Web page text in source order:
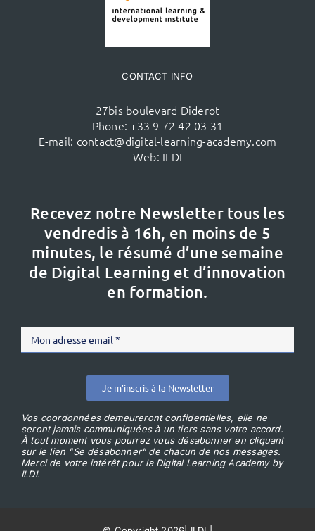
CONTACT INFO
27bis boulevard Diderot
Phone: +33 9 72 42 03 31
E-mail: contact@digital-learning-academy.com
Web: ILDI
Recevez notre Newsletter tous les
vendredis à 16h, en moins de 5
minutes, le résumé d’une semaine
de Digital Learning et d’innovation
en formation.
Je m'inscris à la Newsletter
Vos coordonnées demeureront confidentielles, elle ne
seront jamais communiquées à un tiers sans votre accord.
À tout moment vous pourrez vous désabonner en cliquant
sur le lien "Se désabonner" de chacun de nos messages.
Merci de votre intérêt pour la Digital Learning Academy by
ILDI.